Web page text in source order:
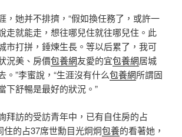
她并不排擠，“假如換任務了，或許一
走就能走，想往哪兒住就往哪兒住。此
市打拼，錘煉生長。等以后累了，我可
況美、房價包養網友愛的宜包養網居城
。”李蜜說，“生涯沒有什么包養網所謂固
下舒暢是最好的狀況。”
訪的受訪青年中，已有自住房的占
住的占37席世勳目光炯炯包養的看著她，